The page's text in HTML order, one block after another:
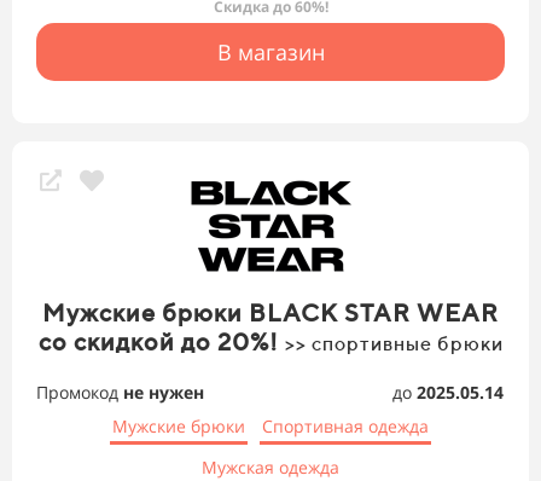
Скидка до 60%!
В магазин
Мужские брюки BLACK STAR WEAR
со скидкой до 20%! >> спортивные брюки
Промокод не нужен до 2025.05.14
Мужские брюки
Спортивная одежда
Мужская одежда